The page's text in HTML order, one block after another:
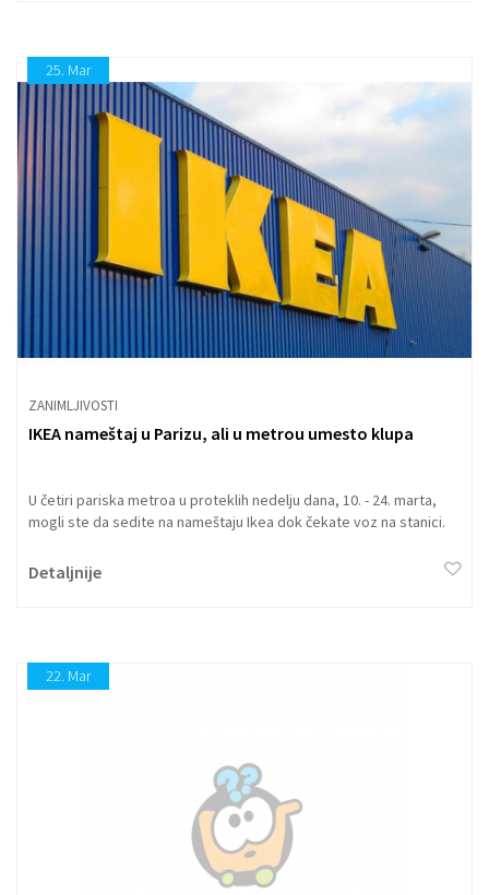
25. Mar
ZANIMLJIVOSTI
IKEA nameštaj u Parizu, ali u metrou umesto klupa
U četiri pariska metroa u proteklih nedelju dana, 10. - 24. marta,
mogli ste da sedite na nameštaju Ikea dok čekate voz na stanici.
Detaljnije
22. Mar